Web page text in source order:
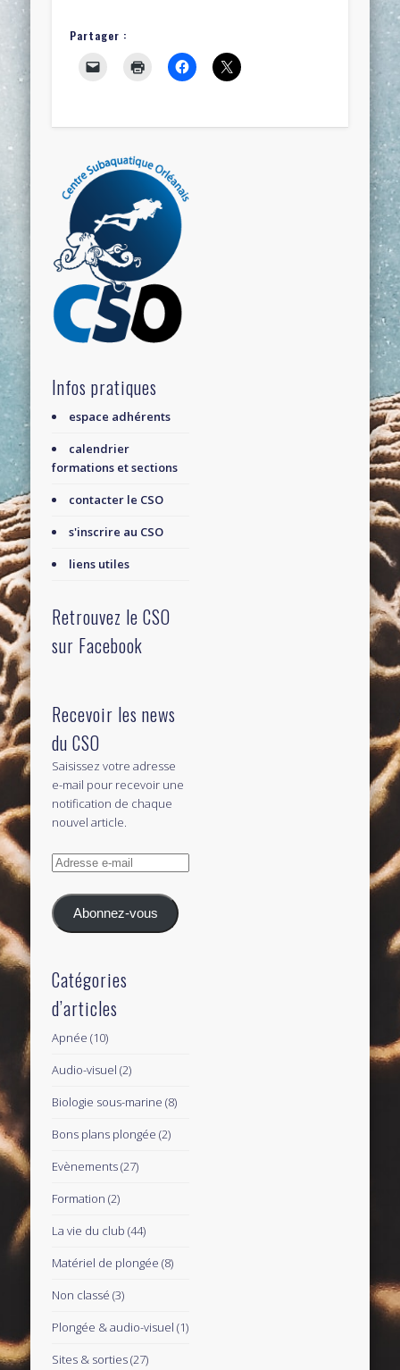
Partager :
Infos pratiques
espace adhérents
calendrier
formations et sections
contacter le CSO
s'inscrire au CSO
liens utiles
Retrouvez le CSO
sur Facebook
Recevoir les news
du CSO
Saisissez votre adresse
e-mail pour recevoir une
notification de chaque
nouvel article.
Adresse
mail
Abonnez-vous
Catégories
d’articles
Apnée (10)
Audio-visuel (2)
Biologie sous-marine (8)
Bons plans plongée (2)
Evènements(27)
Formation (2)
La vie du club (44)
Matériel de plongée (8)
Non classé (3)
Plongée & audio-visuel (1)
Sites & sorties(27)